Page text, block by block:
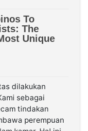
dilakukan
sebagai
tindakan
perempuan